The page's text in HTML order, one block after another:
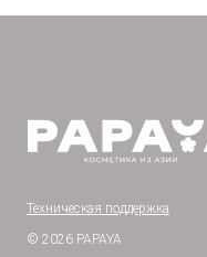
Техническая поддержка
© 2026 PAPAYA